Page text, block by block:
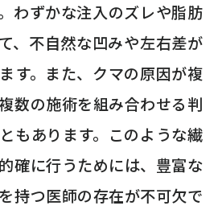
わずかな注入のズレや脂肪
、不自然な凹みや左右差が
す。また、クマの原因が複
数の施術を組み合わせる判
もあります。このような繊
確に行うためには、豊富な
持つ医師の存在が不可欠で